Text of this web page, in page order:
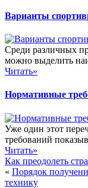
Варианты
Среди различных
можно выделить
Читать»
Нормативные
Уже один этот
требований
Читать»
Как преодолеть
« Порядок
технику